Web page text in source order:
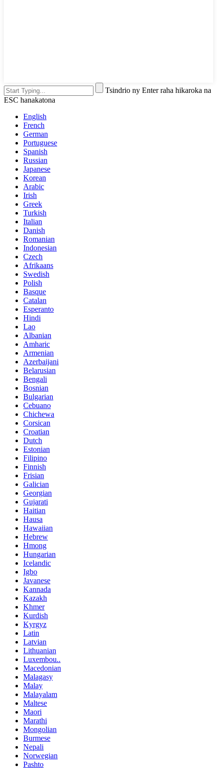
Tsindrio ny Enter raha hikaroka na
ESC hanakatona
English
French
German
Portuguese
Spanish
Russian
Japanese
Korean
Arabic
Irish
Greek
Turkish
Italian
Danish
Romanian
Indonesian
Czech
Afrikaans
Swedish
Polish
Basque
Catalan
Esperanto
Hindi
Lao
Albanian
Amharic
Armenian
Azerbaijani
Belarusian
Bengali
Bosnian
Bulgarian
Cebuano
Chichewa
Corsican
Croatian
Dutch
Estonian
Filipino
Finnish
Frisian
Galician
Georgian
Gujarati
Haitian
Hausa
Hawaiian
Hebrew
Hmong
Hungarian
Icelandic
Igbo
Javanese
Kannada
Kazakh
Khmer
Kurdish
Kyrgyz
Latin
Latvian
Lithuanian
Luxembou..
Macedonian
Malagasy
Malay
Malayalam
Maltese
Maori
Marathi
Mongolian
Burmese
Nepali
Norwegian
Pashto